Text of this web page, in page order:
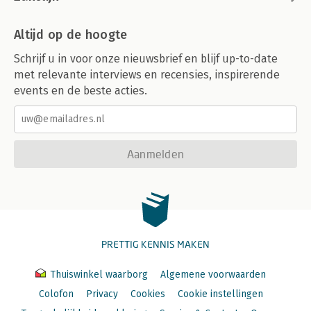
From Mickey Mouse to The Lion King: the Tale of Disney in
France.
Defining Culture for Pragmatic Purposes.
Recognizing Differences in Others.
Global Organizations and Local Service Offerings: IKEA Shelve
Differences in Organizational Cultures.
Altijd op de hoogte
Schrijf u in voor onze nieuwsbrief en blijf up-to-date
met relevante interviews en recensies, inspirerende
events en de beste acties.
Aanmelden
PRETTIG KENNIS MAKEN
Thuiswinkel waarborg
Algemene voorwaarden
Colofon
Privacy Cookies
Cookie instellingen